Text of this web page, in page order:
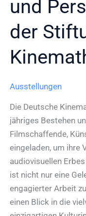
und
der
Ausstellungen
Die Deutsche
jähriges Bestehen
Filmschaffende,
eingeladen, um ihre
audiovisuellen
ist nicht nur eine
engagierter Arbeit
einen Blick in die